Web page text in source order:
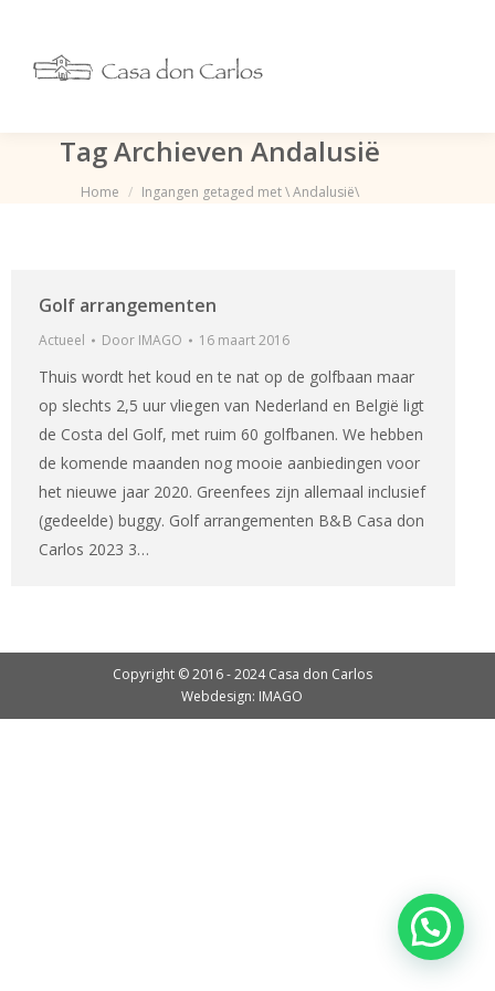
Tag Archieven Andalusië
Je bent hier:
Home Ingangen getaged met \ Andalusië\
Golf arrangementen
Actueel Door IMAGO 16 maart 2016
Thuis wordt het koud en te nat op de golfbaan maar
op slechts 2,5 uur vliegen van Nederland en België ligt
de Costa del Golf, met ruim 60 golfbanen. We hebben
de komende maanden nog mooie aanbiedingen voor
het nieuwe jaar 2020. Greenfees zijn allemaal inclusief
(gedeelde) buggy. Golf arrangementen B&B Casa don
Carlos 2023 3…
Copyright © 2016 - 2024 Casa don Carlos
Webdesign: IMAGO